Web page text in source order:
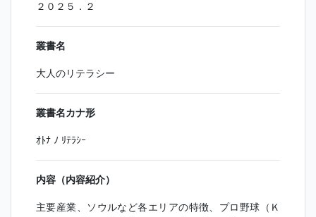
２０２５．２
叢書名
大人のリテラシー
叢書名カナ形
ｵﾄﾅ ﾉ ﾘﾃﾗｼｰ
内容（内容紹介）
主要産業、ソウルなど各エリアの特徴、プロ野球（Ｋ